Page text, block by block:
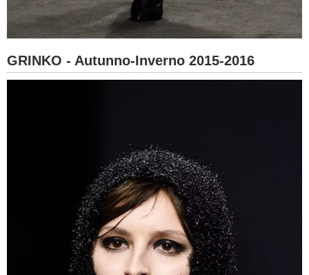
GRINKO - Autunno-Inverno 2015-2016